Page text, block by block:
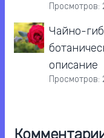
Просмотров:
Чайно-
описание
Просмотров: